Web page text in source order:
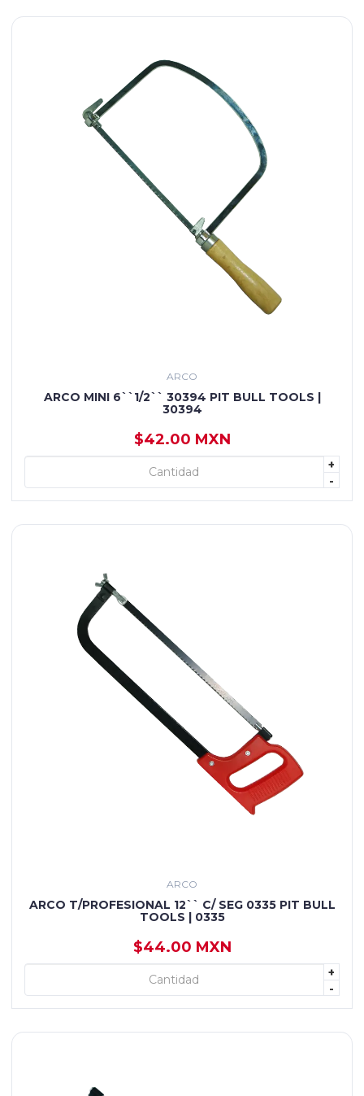
ARCO
ARCO MINI 6``1/2`` 30394 PIT BULL TOOLS |
30394
$42.00 MXN
+
-
+ AGREGAR
ARCO
ARCO T/PROFESIONAL 12`` C/ SEG 0335 PIT BULL
TOOLS | 0335
$44.00 MXN
+
-
+ AGREGAR